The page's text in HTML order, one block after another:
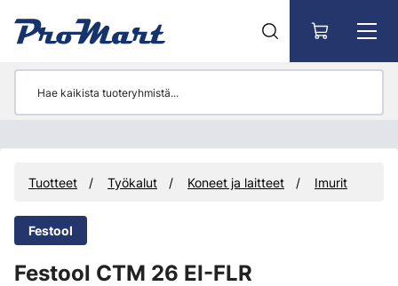
Tuotteet Työkalut Koneet ja laitteet Imurit
Festool
Festool CTM 26 EI-FLR